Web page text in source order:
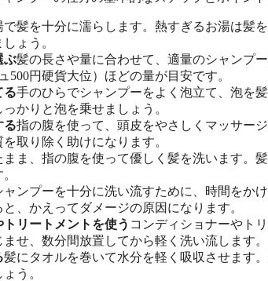
で髪を十分に濡らします。熱すぎるお湯は髪
ょう。
ぶ髪の長さや量に合わせて、適量のシャンプ
500円硬貨大位）ほどの量が目安です。
る手のひらでシャンプーをよく泡立て、泡を
かりと泡を乗せましょう。
る指の腹を使って、頭皮をやさしくマッサー
取り除く助けになります。
まま、指の腹を使って優しく髪を洗います。
ャンプーを十分に洗い流すために、時間をか
、かえってダメージの原因になります。
リートメントを使う コンディショナーやト
せ、数分間放置してから軽く洗い流します。
髪にタオルを巻いて水分を軽く吸収させます
う。